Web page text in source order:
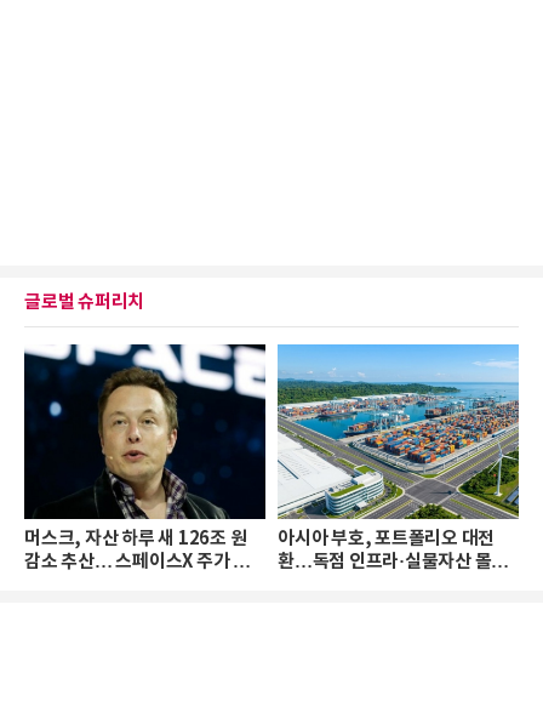
글로벌 슈퍼리치
머스크, 자산 하루 새 126조 원
감소 추산… 스페이스X 주가 하
아시아 부호, 포트폴리오 대전
환…독점 인프라·실물자산 몰린